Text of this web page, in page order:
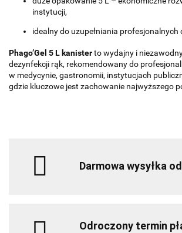
instytucji,
idealny do uzupełniania profesjonalnych
Phago’Gel 5 L kanisterto wydajny i
dezynfekcji rąk, rekomendowany do
w medycynie, gastronomii, instytucjach
gdzie kluczowe jest zachowanie najwyższego
Darmowa wysyłka
Odroczony termin